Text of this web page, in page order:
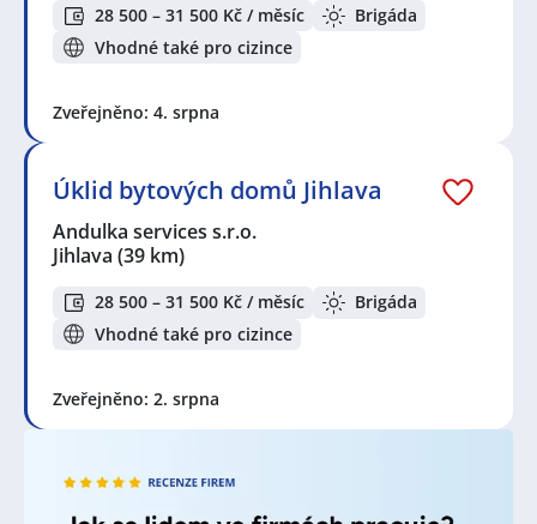
si účet na JenPráce.cza pravidelně na Váš email
dostávejte aktuální seznam pracovních nabídek,
včetně námi doporučovaných.
Seznam zobrazených firem s inzercí dle nastavené
filtrace:
KPK sport s.r.o.
Concepts BK Czech s.r.o.,Andulka services s.r.o.,ABI
Special s.r.o.
ManpowerGroup s.r.o.
První novinová společnost a.s.
Seznam lokalit v zobrazených inzerátech:
Celá ČR ,Čáslav ,Jihlava,Přelouč Vyžlovka,Chrudim
28 500 – 31 500 Kč / měsíc
Brigáda
Vhodné také pro cizince
Zveřejněno: 4. srpna
Úklid bytových domů Jihlava
Andulka services s.r.o.
Jihlava (39 km)
28 500 – 31 500 Kč / měsíc
Brigáda
Vhodné také pro cizince
Zveřejněno: 2. srpna